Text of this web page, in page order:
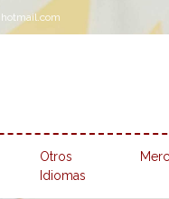
Otros
Idiomas